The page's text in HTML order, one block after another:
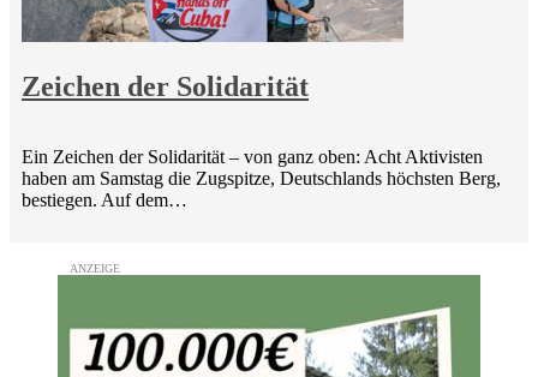
Zeichen der Solidarität
Ein Zeichen der Solidarität – von ganz oben: Acht Aktivisten
haben am Samstag die Zugspitze, Deutschlands höchsten Berg,
bestiegen. Auf dem…